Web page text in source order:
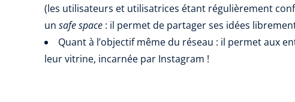
(les utilisateurs et utilisatrices étant régulièrement
un safe space : il permet de partager ses idées
Quant à l’objectif même du réseau : il permet aux
leur vitrine, incarnée par Instagram !